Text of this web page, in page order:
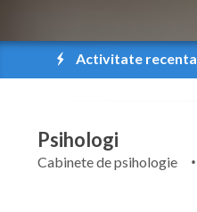
Activitate recenta
Psihologi
Cabinete de psihologie